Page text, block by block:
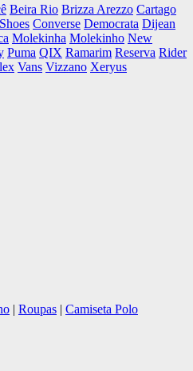
Beira Rio Brizza Arezzo Cartago
Converse Democrata Dijean
Molekinha Molekinho New
Puma QIX Ramarim Reserva Rider
Vans Vizzano Xeryus
| Roupas | Camiseta Polo